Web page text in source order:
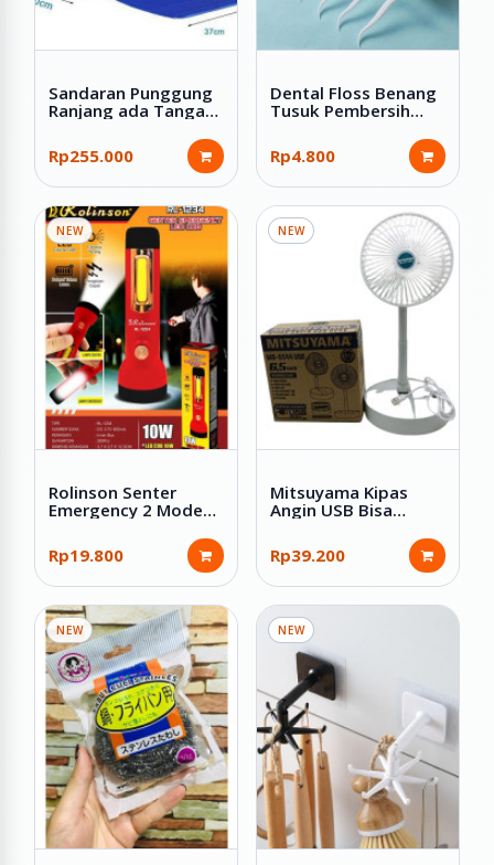
Sandaran Punggung
Ranjang ada Tangan
Rp255.000
Dental Floss Benang
Tusuk Pembersih
Rp4.800
NEW
Rolinson Senter
Emergency 2 Mode
Charge Kabel USB RL-
1234
Rp19.800
NEW
Mitsuyama Kipas
Angin USB Bisa
5544
Rp39.200
NEW NEW